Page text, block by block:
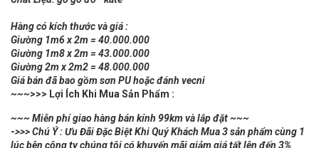
Hàng có kích thước và giá :
Giường 1m6 x 2m = 40.000.000
Giường 1m8 x 2m = 43.000.000
Giường 2m x 2m2 = 48.000.000
Giá bán đã bao gồm sơn PU hoặc đánh vecni
~~~>>> Lợi Ích Khi Mua Sản Phẩm :
~~~ Miễn phí giao hàng bán kính 99km và lắp đặt ~~~
->>> Chú Ý : Ưu Đãi Đặc Biệt Khi Quý Khách Mua 3 sản phẩm cùng 1
lúc bên công ty chúng tôi có khuyến mãi giảm giá tất lên đến 3%